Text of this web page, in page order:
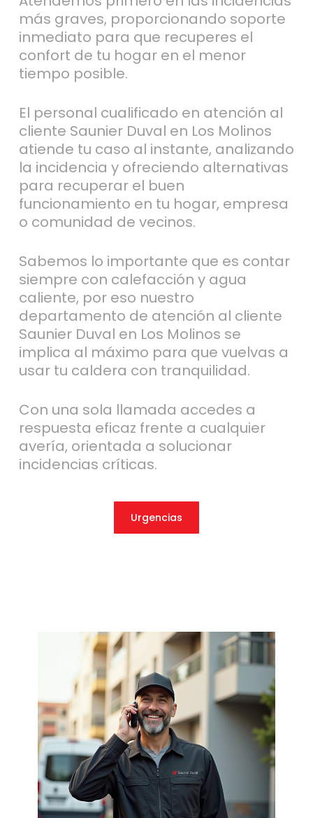
más graves, proporcionando soporte
inmediato para que recuperes el
confort de tu hogar en el menor
tiempo posible.
El personal cualificado en atención al
cliente Saunier Duval en Los Molinos
atiende tu caso al instante, analizando
la incidencia y ofreciendo alternativas
para recuperar el buen
funcionamiento en tu hogar, empresa
o comunidad de vecinos.
Sabemos lo importante que es contar
siempre con calefacción y agua
caliente, por eso nuestro
departamento de atención al cliente
Saunier Duval en Los Molinos se
implica al máximo para que vuelvas a
usar tu caldera con tranquilidad.
Con una sola llamada accedes a
respuesta eficaz frente a cualquier
avería, orientada a solucionar
incidencias críticas.
Urgencias